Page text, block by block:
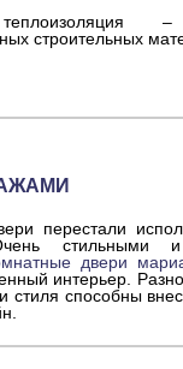
строительных
перестали
стильными
двери
интерьер.
стиля способны